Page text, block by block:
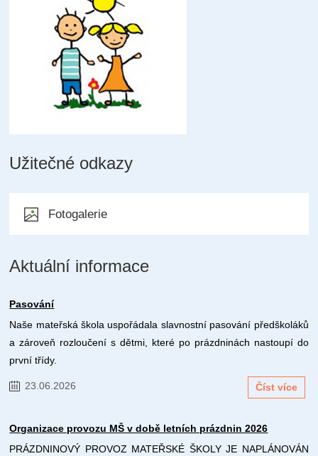
Užitečné odkazy
Fotogalerie
Aktuální informace
Pasování
Naše mateřská škola uspořádala slavnostní pasování předškoláků
a zároveň rozloučení s dětmi, které po prázdninách nastoupí do
první třídy.
23.06.2026 Číst více
Organizace provozu MŠ v době letních prázdnin 2026
PRÁZDNINOVÝ PROVOZ MATEŘSKÉ ŠKOLY JE NAPLÁNOVÁN